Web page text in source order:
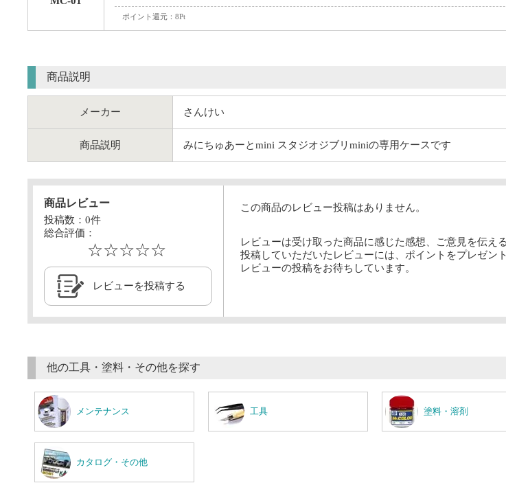
ポイント還元：8Pt
商品説明
メーカー さんけい
商品説明 みにちゅあーとmini スタジオジブリminiの専用ケースです
商品レビュー
投稿数： 0件
総合評価：
☆☆☆☆☆
レビューを投稿する
この商品のレビュー投稿はありません。
レビューは受け取った商品に感じた感想、ご意見を伝え
投稿していただいたレビューには、ポイントをプレゼン
レビューの投稿をお待ちしています。
他の工具・塗料・その他を探す
メンテナンス 工具 塗料・溶剤
カタログ・その他